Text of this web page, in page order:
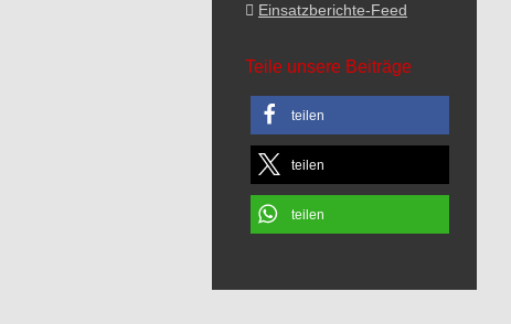
Einsatzberichte-Feed
Teile unsere Beiträge
teilen
teilen
teilen